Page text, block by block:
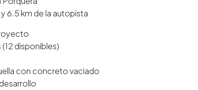
6.5 km de la autopista
disponibles)
con concreto vaciado